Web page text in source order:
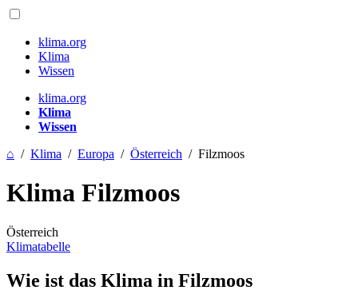
klima.org
Klima
Wissen
klima.org
Klima
Wissen
⌂ / Klima / Europa / Österreich / Filzmoos
Klima Filzmoos
Österreich
Klimatabelle
Wie ist das Klima in Filzmoos